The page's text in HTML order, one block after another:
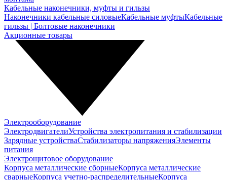
Кабельные наконечники, муфты и гильзы
Наконечники кабельные силовыеКабельные муфтыКабельные
гильзы | Болтовые наконечники
Акционные товары
Электрооборудование
ЭлектродвигателиУстройства электропитания и стабилизации
Зарядные устройстваСтабилизаторы напряженияЭлементы
питания
Электрощитовое оборудование
Корпуса металлические сборныеКорпуса металлические
сварныеКорпуса учетно-распределительныеКорпуса